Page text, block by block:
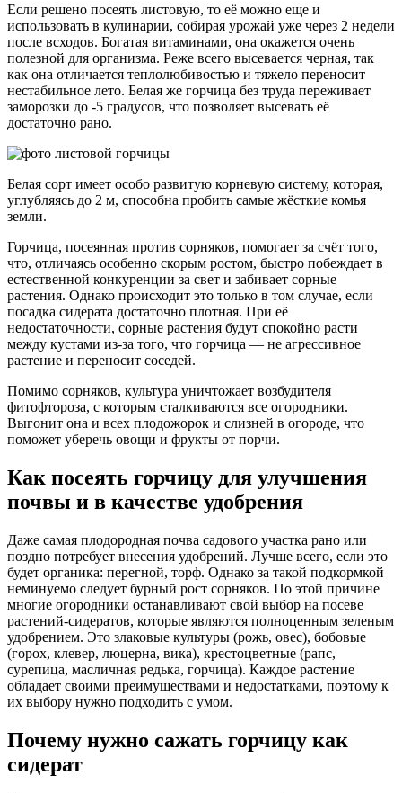
Если решено посеять листовую, то её можно еще и
использовать в кулинарии, собирая урожай уже через 2 недели
после всходов. Богатая витаминами, она окажется очень
полезной для организма. Реже всего высевается черная, так
как она отличается теплолюбивостью и тяжело переносит
нестабильное лето. Белая же горчица без труда переживает
заморозки до -5 градусов, что позволяет высевать её
достаточно рано.
Белая сорт имеет особо развитую корневую систему, которая,
углубляясь до 2 м, способна пробить самые жёсткие комья
земли.
Горчица, посеянная против сорняков, помогает за счёт того,
что, отличаясь особенно скорым ростом, быстро побеждает в
естественной конкуренции за свет и забивает сорные
растения. Однако происходит это только в том случае, если
посадка сидерата достаточно плотная. При её
недостаточности, сорные растения будут спокойно расти
между кустами из-за того, что горчица — не агрессивное
растение и переносит соседей.
Помимо сорняков, культура уничтожает возбудителя
фитофтороза, с которым сталкиваются все огородники.
Выгонит она и всех плодожорок и слизней в огороде, что
поможет уберечь овощи и фрукты от порчи.
Как посеять горчицу для улучшения
почвы и в качестве удобрения
Даже самая плодородная почва садового участка рано или
поздно потребует внесения удобрений. Лучше всего, если это
будет органика: перегной, торф. Однако за такой подкормкой
неминуемо следует бурный рост сорняков. По этой причине
многие огородники останавливают свой выбор на посеве
растений-сидератов, которые являются полноценным зеленым
удобрением. Это злаковые культуры (рожь, овес), бобовые
(горох, клевер, люцерна, вика), крестоцветные (рапс,
сурепица, масличная редька, горчица). Каждое растение
обладает своими преимуществами и недостатками, поэтому к
их выбору нужно подходить с умом.
Почему нужно сажать горчицу как
сидерат